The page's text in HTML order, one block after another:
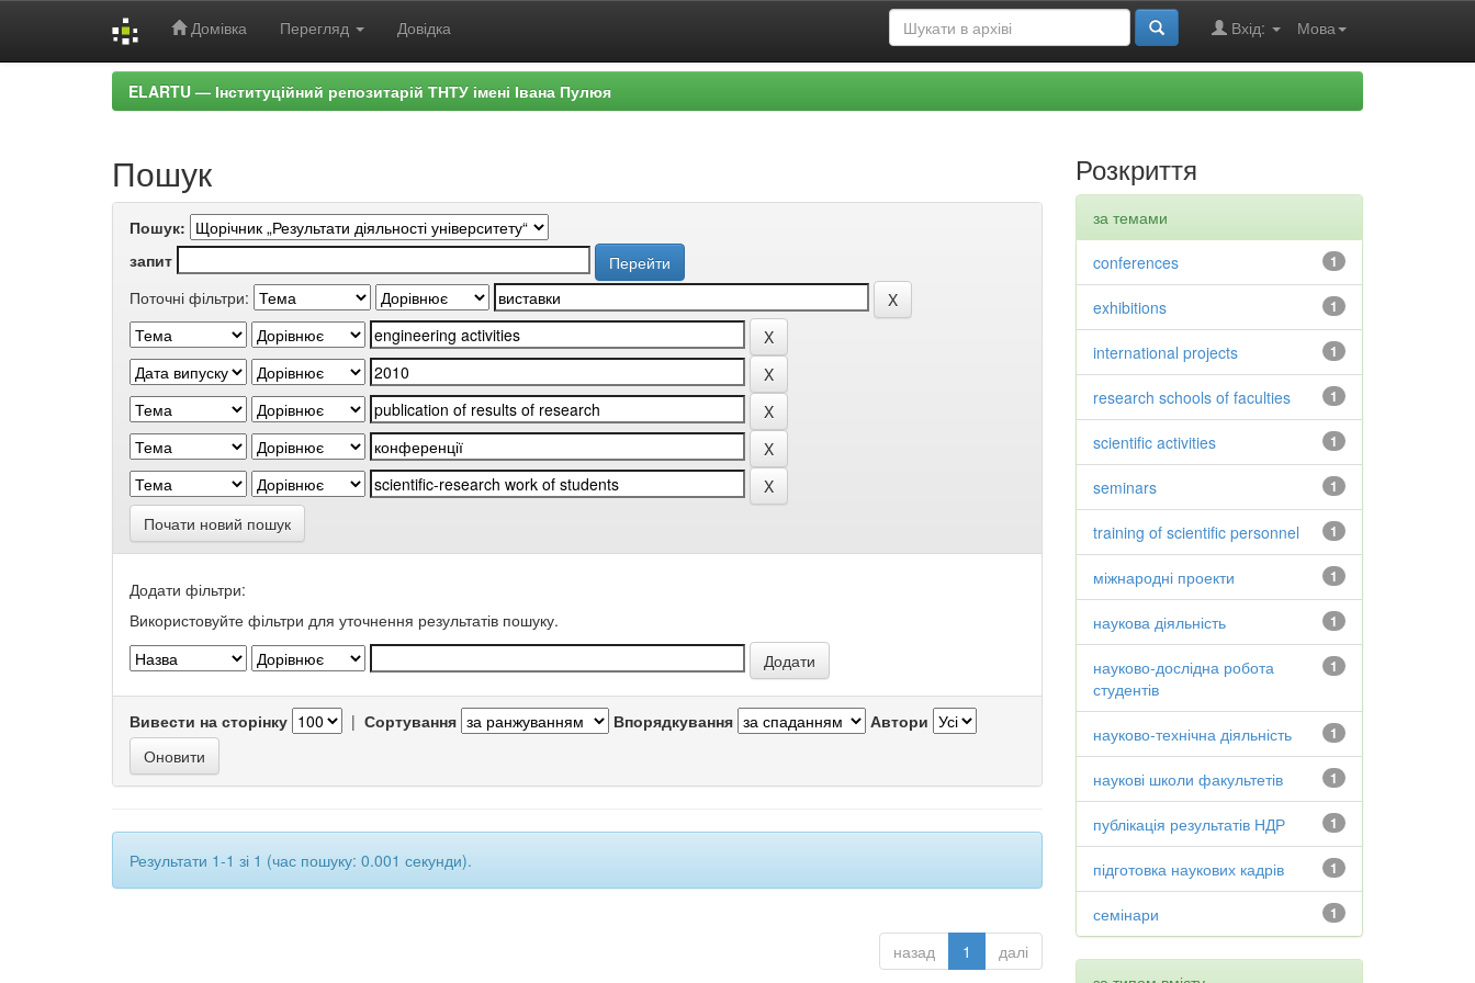
Домівка Перегляд Довідка Мова
Вхід:
ELARTU — Інституційний репозитарій ТНТУ імені Івана Пулюя
Пошук
Пошук:
запит
Поточні фільтри:
Почати новий пошук
Додати фільтри:
Використовуйте фільтри для уточнення результатів пошуку.
Вивести на сторінку | Сортування Впорядкування Автори
Результати 1-1 зі 1 (час пошуку: 0.001 секунди).
назад 1 далі
Розкриття
за темами
1
conferences
1
exhibitions
1
international projects
1
research schools of faculties
1
scientific activities
1
seminars
1
training of scientific personnel
1
міжнародні проекти
1
наукова діяльність
1
науково-дослідна робота
студентів
1
науково-технічна діяльність
1
наукові школи факультетів
1
публікація результатів НДР
1
підготовка наукових кадрів
1
семінари